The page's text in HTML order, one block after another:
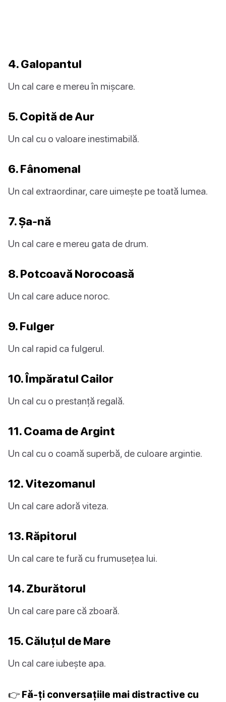
4. Galopantul
Un cal care e mereu în mișcare.
5. Copită de Aur
Un cal cu o valoare inestimabilă.
6. Fânomenal
Un cal extraordinar, care uimește pe toată lumea.
7. Șa-nă
Un cal care e mereu gata de drum.
8. Potcoavă Norocoasă
Un cal care aduce noroc.
9. Fulger
Un cal rapid ca fulgerul.
10. Împăratul Cailor
Un cal cu o prestanță regală.
11. Coama de Argint
Un cal cu o coamă superbă, de culoare argintie.
12. Vitezomanul
Un cal care adoră viteza.
13. Răpitorul
Un cal care te fură cu frumusețea lui.
14. Zburătorul
Un cal care pare că zboară.
15. Căluțul de Mare
Un cal care iubește apa.
👉 Fă-ți conversațiile mai distractive cu